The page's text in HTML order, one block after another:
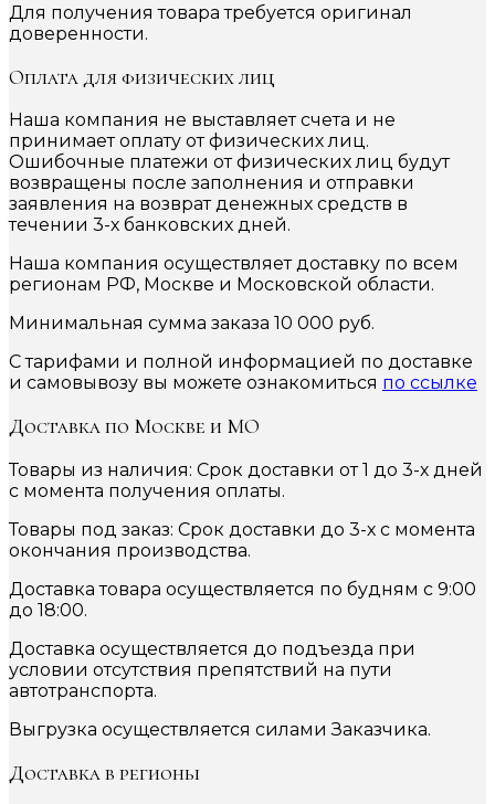
Для получения товара требуется оригинал
доверенности.
Оплата для физических лиц
Наша компания не выставляет счета и не
принимает оплату от физических лиц.
Ошибочные платежи от физических лиц будут
возвращены после заполнения и отправки
заявления на возврат денежных средств в
течении 3-х банковских дней.
Наша компания осуществляет доставку по всем
регионам РФ, Москве и Московской области.
Минимальная сумма заказа 10 000 руб.
С тарифами и полной информацией по доставке
и самовывозу вы можете ознакомиться по ссылке
Доставка по Москве и МО
Товары из наличия: Срок доставки от 1 до 3-х дней
с момента получения оплаты.
Товары под заказ: Срок доставки до 3-х с момента
окончания производства.
Доставка товара осуществляется по будням с 9:00
до 18:00.
Доставка осуществляется до подъезда при
условии отсутствия препятствий на пути
автотранспорта.
Выгрузка осуществляется силами Заказчика.
Доставка в регионы